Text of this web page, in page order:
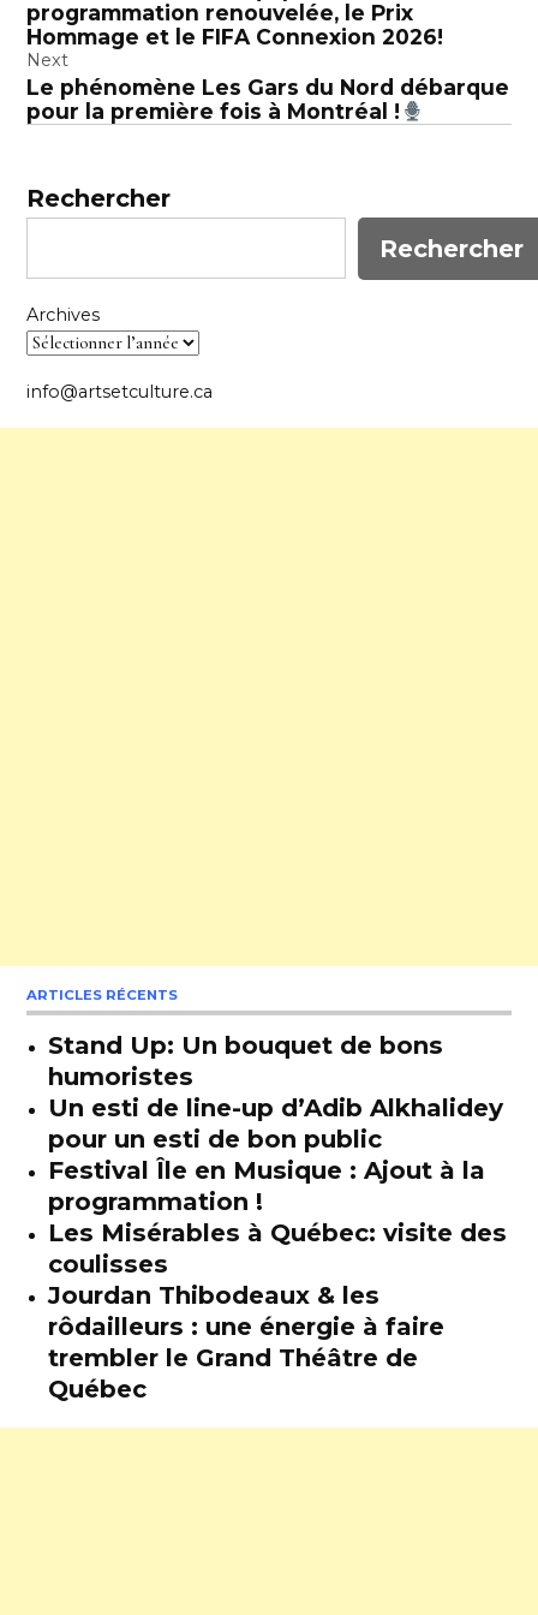
l’article
programmation renouvelée, le Prix
Hommage et le FIFA Connexion 2026!
Next
Le phénomène Les Gars du Nord débarque
pour la première fois à Montréal !
Rechercher
Rechercher
Archives
info@artsetculture.ca
ARTICLES RÉCENTS
Stand Up: Un bouquet de bons
humoristes
Un esti de line-up d’Adib Alkhalidey
pour un esti de bon public
Festival Île en Musique : Ajout à la
programmation !
Les Misérables à Québec: visite des
coulisses
Jourdan Thibodeaux & les
rôdailleurs : une énergie à faire
trembler le Grand Théâtre de
Québec